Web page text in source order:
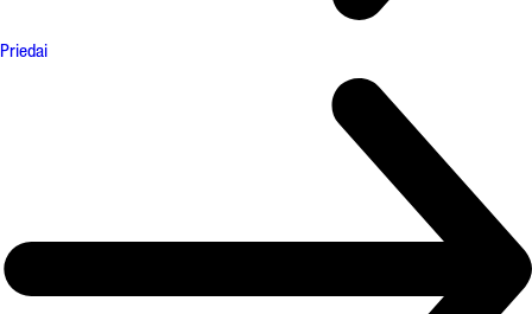
Priedai